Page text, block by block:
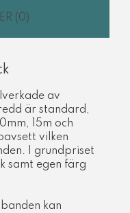
(0)
av
är standard,
15m och
vilken
I grundpriset
samt egen färg
kan